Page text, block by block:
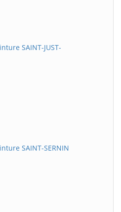
SAINT-JUST-
SAINT-SERNIN